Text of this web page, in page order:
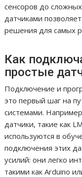
сенсоров до
датчиками
решения для самых
Как
простые
Подключение и
это первый шаг на
системами.
датчики, такие как
используются в
подключения этих
усилий: они легко
такими как Arduino